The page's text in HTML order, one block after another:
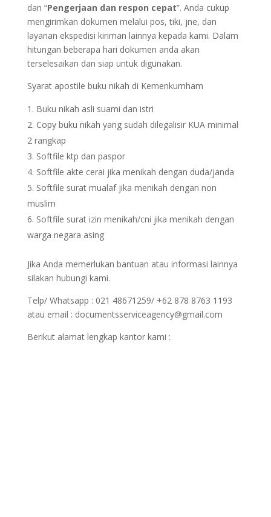
dan “Pengerjaan dan respon cepat”. Anda cukup
mengirimkan dokumen melalui pos, tiki, jne, dan
layanan ekspedisi kiriman lainnya kepada kami. Dalam
hitungan beberapa hari dokumen anda akan
terselesaikan dan siap untuk digunakan.
Syarat apostile buku nikah di Kemenkumham
Buku nikah asli suami dan istri
Copy buku nikah yang sudah dilegalisir KUA minimal
2 rangkap
Softfile ktp dan paspor
Softfile akte cerai jika menikah dengan duda/janda
Softfile surat mualaf jika menikah dengan non
muslim
Softfile surat izin menikah/cni jika menikah dengan
warga negara asing
Jika Anda memerlukan bantuan atau informasi lainnya
silakan hubungi kami.
Telp/ Whatsapp : 021 48671259/ +62 878 8763 1193
atau email : documentsserviceagency@gmail.com
Berikut alamat lengkap kantor kami :